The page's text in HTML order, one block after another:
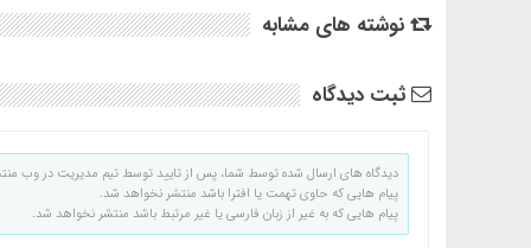
نوشته های مشابه
ثبت دیدگاه
دیدگاه های ارسال شده توسط شما، پس از تایید توسط تیم مدیریت در وب
پیام هایی که حاوی تهمت یا افترا باشد منتشر نخواهد شد.
پیام هایی که به غیر از زبان فارسی یا غیر مرتبط باشد منتشر نخواهد شد.